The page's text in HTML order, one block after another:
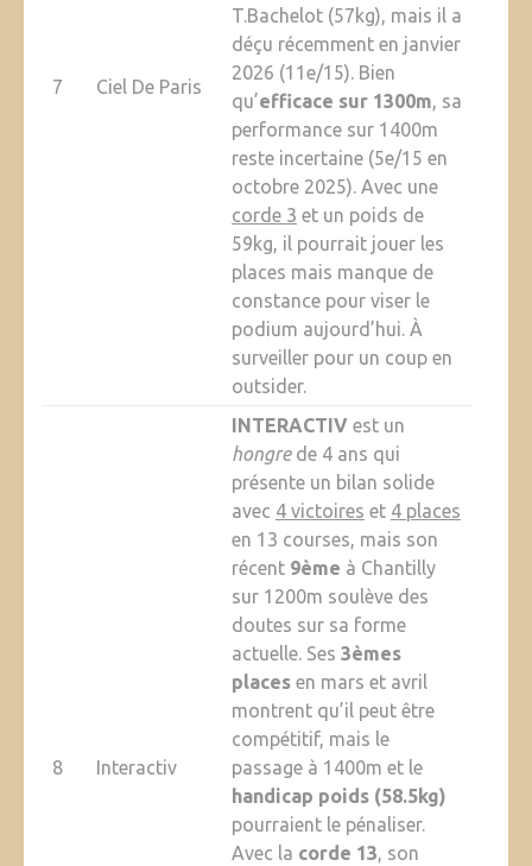
7 Ciel De Paris
T.Bachelot (57kg), mais il a
déçu récemment en janvier
2026 (11e/15). Bien
qu’efficace sur 1300m, sa
performance sur 1400m
reste incertaine (5e/15 en
octobre 2025). Avec une
corde 3 et un poids de
59kg, il pourrait jouer les
places mais manque de
constance pour viser le
podium aujourd’hui. À
surveiller pour un coup en
outsider.
8 Interactiv
INTERACTIVest un
hongrede 4 ans qui
présente un bilan solide
avec 4 victoires et 4 places
en 13 courses, mais son
récent 9ème à Chantilly
sur 1200m soulève des
doutes sur sa forme
actuelle. Ses 3èmes
placesen mars et avril
montrent qu’il peut être
compétitif, mais le
passage à 1400m et le
handicap poids (58.5kg)
pourraient le pénaliser.
Avec la corde 13, son